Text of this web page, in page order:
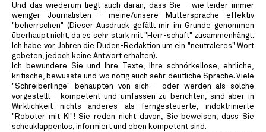
Und das wiederum liegt auch daran, dass Sie - wie leider immer
weniger Journalisten - meine/unsere Muttersprache effektiv
"beherrschen" (Dieser Ausdruck gefällt mir im Grunde genommen
überhaupt nicht, da es sehr stark mit "Herr-schaft" zusammenhängt.
Ich habe vor Jahren die Duden-Redaktion um ein "neutraleres" Wort
gebeten, jedoch keine Antwort erhalten).
Ich bewundere Sie und Ihre Texte, Ihre schnörkellose, ehrliche,
kritische, bewusste und wo nötig auch sehr deutliche Sprache. Viele
"Schreiberlinge" behaupten von sich - oder werden als solche
vorgestellt - kompetent und umfassen zu berichten, sind aber in
Wirklichkeit nichts anderes als ferngesteuerte, indoktrinierte
"Roboter mit KI"! Sie reden nicht davon, Sie beweisen, dass Sie
scheuklappenlos, informiert und eben kompetent sind.